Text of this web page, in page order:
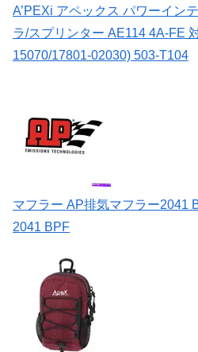
A’PEXi アペックス パワーイン
ラ/スプリンター AE114 4A-FE
15070/17801-02030) 503-T104
マフラー AP排気マフラー2041
2041 BPF